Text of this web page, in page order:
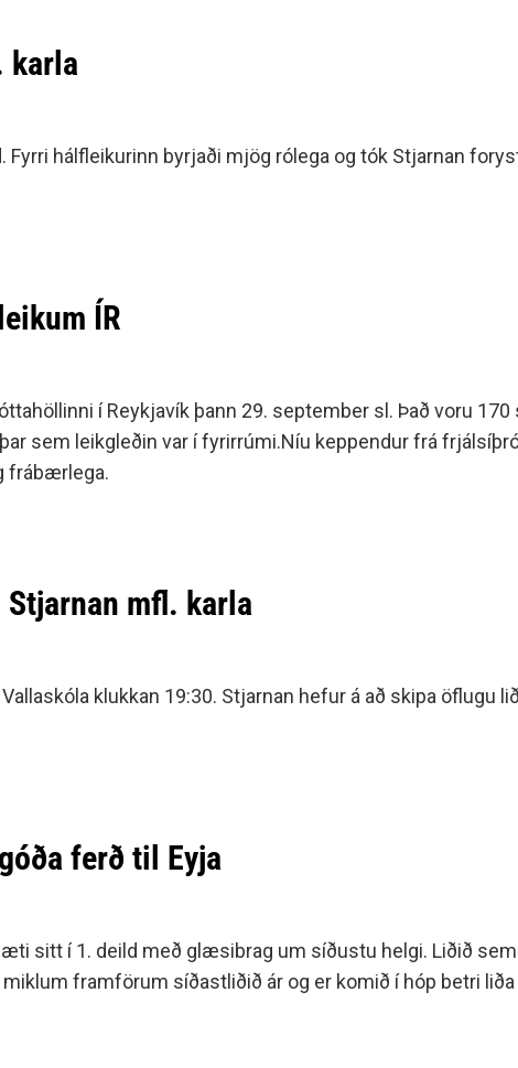
karla
hálfleikurinn byrjaði mjög rólega og tók Stjarnan
ÍR
í Reykjavík þann 29. september sl. Það voru
sem leikgleðin var í fyrirrúmi.Níu keppendur frá
frábærlega.
mfl. karla
klukkan 19:30. Stjarnan hefur á að skipa öflugu
ferð til Eyja
sitt í 1. deild með glæsibrag um síðustu helgi. Liðið
framförum síðastliðið ár og er komið í hóp betri